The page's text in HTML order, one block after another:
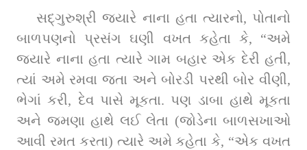
સદ્‌ગુરુશ્રી જ્યારે નાના હતા ત્યારનો, પોતાનો
બાળપણનો પ્રસંગ ઘણી વખત કહેતા કે, “અમે
જ્યારે નાના હતા ત્યારે ગામ બહાર એક દેરી હતી,
ત્યાં અમે રમવા જતા અને બોરડી પરથી બોર વીણી,
ભેગાં કરી, દેવ પાસે મૂકતા. પણ ડાબા હાથે મૂકતા
અને જમણા હાથે લઈ લેતા (જોડેના બાળસખાઓ
આવી રમત કરતા) ત્યારે અમે કહેતા કે, “એક વખત